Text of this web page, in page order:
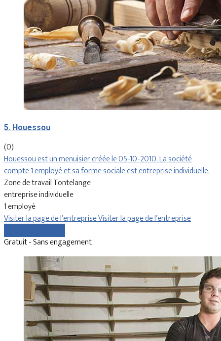
5. Houessou
(0)
Houessou est un menuisier créée le 05-10-2010. La société
compte 1 employé et sa forme sociale est entreprise individuelle.
Zone de travail Tontelange
entreprise individuelle
1 employé
Visiter la page de l’entrepriseVisiter la page de l’entreprise
Gratuit - Sans engagement